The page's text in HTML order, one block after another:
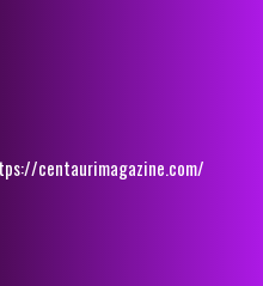
centaurimagazine.com/